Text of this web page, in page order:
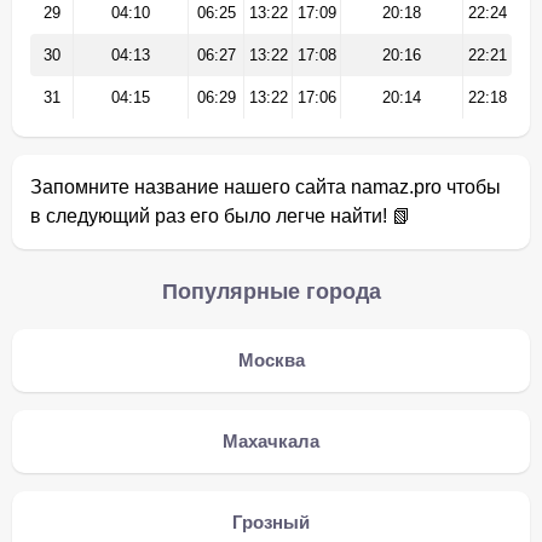
29 04:10 06:25 13:22 17:09 20:18 22:24
30 04:13 06:27 13:22 17:08 20:16 22:21
31 04:15 06:29 13:22 17:06 20:14 22:18
Запомните название нашего сайта namaz.pro чтобы
в следующий раз его было легче найти! 📗
Популярные города
Москва
Махачкала
Грозный